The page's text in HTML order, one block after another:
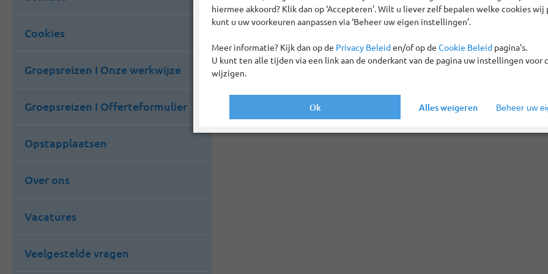
Cookies
Groepsreizen I Onze werkwijze
Groepsreizen I Offerteformulier
Opstapplaatsen
Over ons
Vacatures
Veelgestelde vragen
of het land van uw bestemming, dan adviseren wij u echter wel deel te
dagtocht of excursies bijboeken (Voordeelpakket of bij te boeken opties).
aangeboden; deze dient u contant te betalen aan uw chauffeur.
Terug naar het overzicht veelgestelde vragen >
hiermee akkoord? Klik dan op ‘Accepteren’. Wilt u liever zelf bepalen welke cookies wij
kunt u uw voorkeuren aanpassen via ‘Beheer uw eigen instellingen’.
Meer informatie? Kijk dan op de Privacy Beleiden/of op de Cookie Beleid pagina's.
U kunt ten alle tijden via een link aan de onderkant van de pagina uw instellingen voor
wijzigen.
Beheer uw
Alles weigeren
Ok